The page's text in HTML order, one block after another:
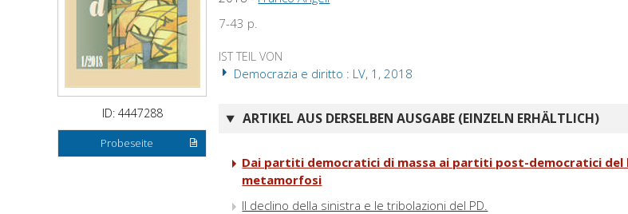
ID: 4447288
Probeseite
7-43 p.
IST TEIL VON
Democrazia e diritto : LV, 1, 2018
ARTIKEL AUS DERSELBEN AUSGABE (EINZELN ERHÄLTLICH)
Dai partiti democratici di massa ai partiti post-democratici del
metamorfosi
Il declino della sinistra e le tribolazioni del PD.